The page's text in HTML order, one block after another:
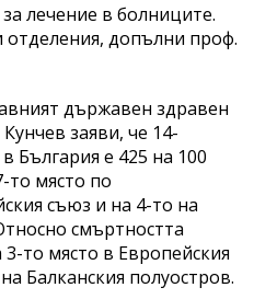
лечение в болниците.
отделения, допълни проф.
държавен здравен
заяви, че 14-
България е 425 на 100
то място по
съюз и на 4-то на
смъртността
то място в Европейския
Балканския полуостров.